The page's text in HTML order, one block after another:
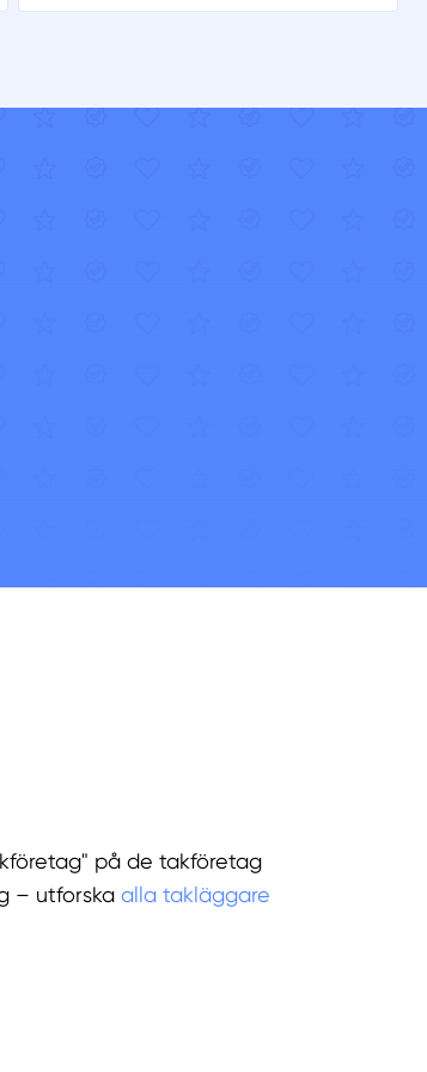
på de takföretag
– utforska alla takläggare